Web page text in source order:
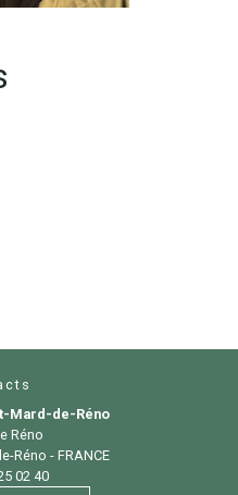
Mard-de-Réno
Réno
Réno - FRANCE
02 40